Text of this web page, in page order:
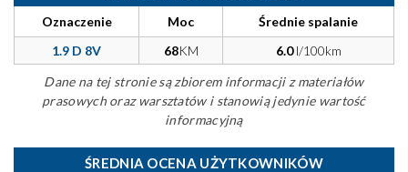
Oznaczenie Moc
Średnie spalanie
1.9 D 8V
68KM 6.0l/100km
Dane na tej stronie są zbiorem informacji z materiałów
prasowych oraz warsztatów i stanowią jedynie wartość
informacyjną
ŚREDNIA OCENA UŻYTKOWNIKÓW